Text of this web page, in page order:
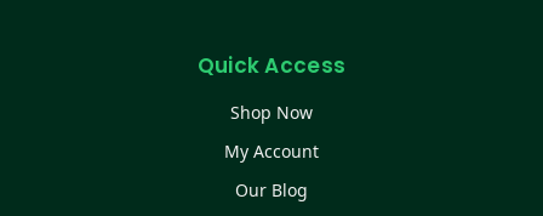
Quick Access
Shop Now
My Account
Our Blog